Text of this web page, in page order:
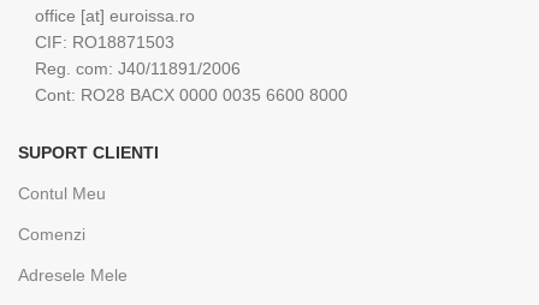
office [at] euroissa.ro
CIF: RO18871503
Reg. com: J40/11891/2006
Cont: RO28 BACX 0000 0035 6600 8000
SUPORT CLIENTI
Contul Meu
Comenzi
Adresele Mele